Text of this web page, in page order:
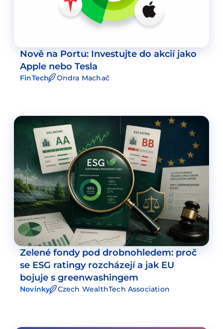
Nově na Portu: Investujte do akcií jako
Apple nebo Tesla
FinTech Ondra Machač
Zelené fondy pod drobnohledem: proč
se ESG ratingy rozcházejí a jak EU
bojuje s greenwashingem
Novinky Czech WealthTech Association